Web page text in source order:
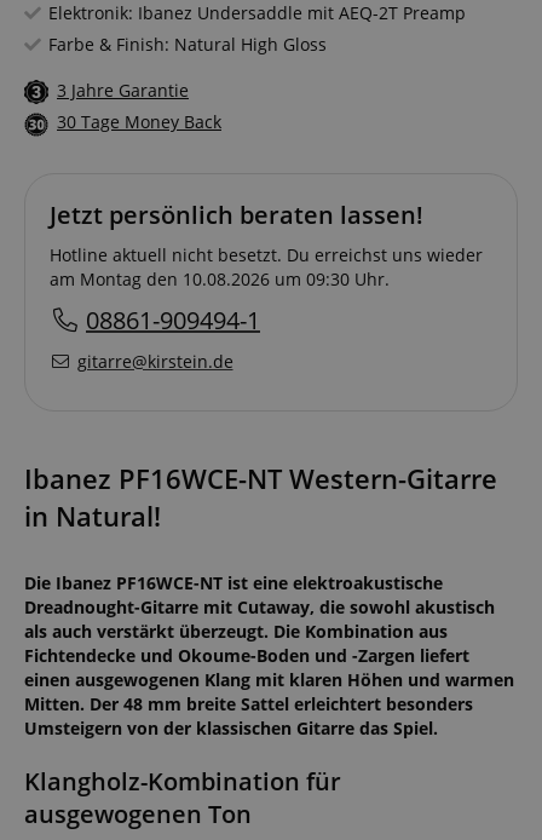
Elektronik: Ibanez Undersaddle mit AEQ-2T Preamp
Farbe & Finish: Natural High Gloss
3 Jahre Garantie
30 Tage Money Back
Jetzt persönlich beraten lassen!
Hotline aktuell nicht besetzt. Du erreichst uns wieder
am Montag den 10.08.2026 um 09:30 Uhr.
08861-909494-1
gitarre@kirstein.de
Ibanez PF16WCE-NT Western-Gitarre
in Natural!
Die Ibanez PF16WCE-NT ist eine elektroakustische
Dreadnought-Gitarre mit Cutaway, die sowohl akustisch
als auch verstärkt überzeugt. Die Kombination aus
Fichtendecke und Okoume-Boden und -Zargen liefert
einen ausgewogenen Klang mit klaren Höhen und warmen
Mitten. Der 48 mm breite Sattel erleichtert besonders
Umsteigern von der klassischen Gitarre das Spiel.
Klangholz-Kombination für
ausgewogenen Ton